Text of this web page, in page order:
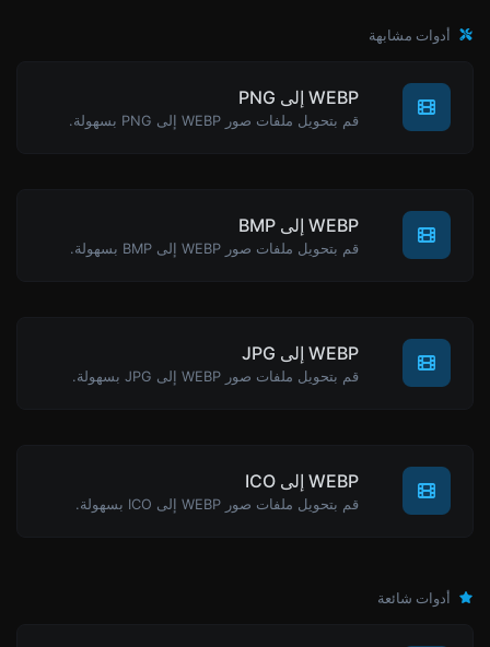
أدوات مشابهة
WEBP إلى PNG
قم بتحويل ملفات صور WEBP إلى PNG بسهولة.
WEBP إلى BMP
قم بتحويل ملفات صور WEBP إلى BMP بسهولة.
WEBP إلى JPG
قم بتحويل ملفات صور WEBP إلى JPG بسهولة.
WEBP إلى ICO
قم بتحويل ملفات صور WEBP إلى ICO بسهولة.
أدوات شائعة